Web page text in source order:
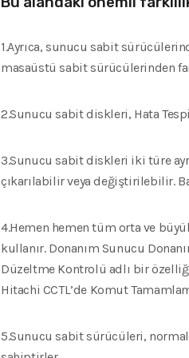
1.Ayrıca, sunucu sabit
masaüstü sabit sürücülerinden
2.Sunucu sabit diskleri, Hata
3.Sunucu sabit diskleri iki türe
çıkarılabilir veya değiştirilebilir.
4.Hemen hemen tüm orta ve
kullanır. Donanım Sunucu
Düzeltme Kontrolü adlı bir
Hitachi CCTL’de Komut
5.Sunucu sabit sürücüleri,